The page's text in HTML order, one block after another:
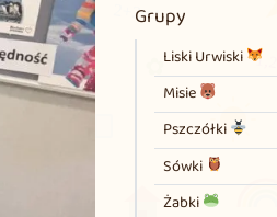
Grupy
Liski Urwiski
Misie
Pszczółki
Sówki
Żabki